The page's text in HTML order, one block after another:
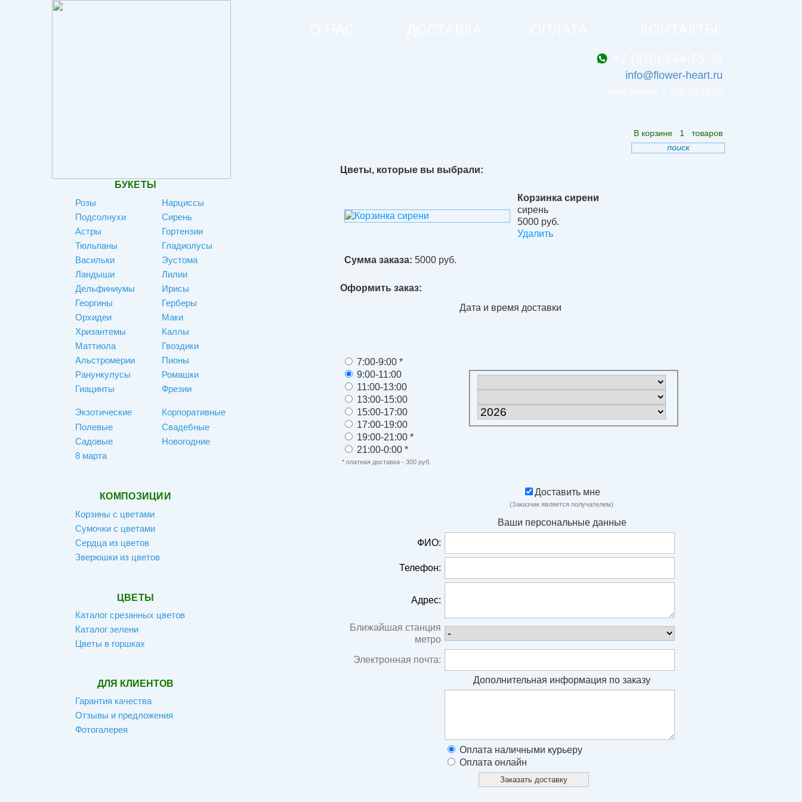
БУКЕТЫ
Розы
Подсолнухи
Астры
Тюльпаны
Васильки
Ландыши
Дельфиниумы
Георгины
Орхидеи
Хризантемы
Маттиола
Альстромерии
Ранункулусы
Гиацинты
Экзотические
Нарциссы
Сирень
Гортензии
Гладиолусы
Эустома
Лилии
Ирисы
Герберы
Маки
Каллы
Гвоздики
Пионы
Ромашки
Фрезии
Корпоративные
Полевые
Садовые
8 марта
Свадебные
Новогодние
КОМПОЗИЦИИ
Корзины с цветами
Сумочки с цветами
Сердца из цветов
Зверюшки из цветов
ЦВЕТЫ
Каталог срезанных цветов
Каталог зелени
Цветы в горшках
ДЛЯ КЛИЕНТОВ
Гарантия качества
Отзывы и предложения
Фотогалерея
info@flower-heart.ru
В корзине 1
товаров
поиск
Цветы, которые вы выбрали:
Корзинка сирени
сирень
5000 руб.
Удалить
Сумма заказа: 5000руб.
Оформить заказ:
Дата и время доставки
7:00-9:00 *
9:00-11:00
11:00-13:00
13:00-15:00
15:00-17:00
17:00-19:00
19:00-21:00 *
21:00-0:00 *
* платная доставка - 300 руб.
Доставить мне
(Заказчик является получателем)
Ваши персональные данные
ФИО:
Телефон:
Адрес:
Ближайшая станция
метро
Электронная почта:
Дополнительная информация по заказу
Оплата наличными курьеру
Оплата онлайн